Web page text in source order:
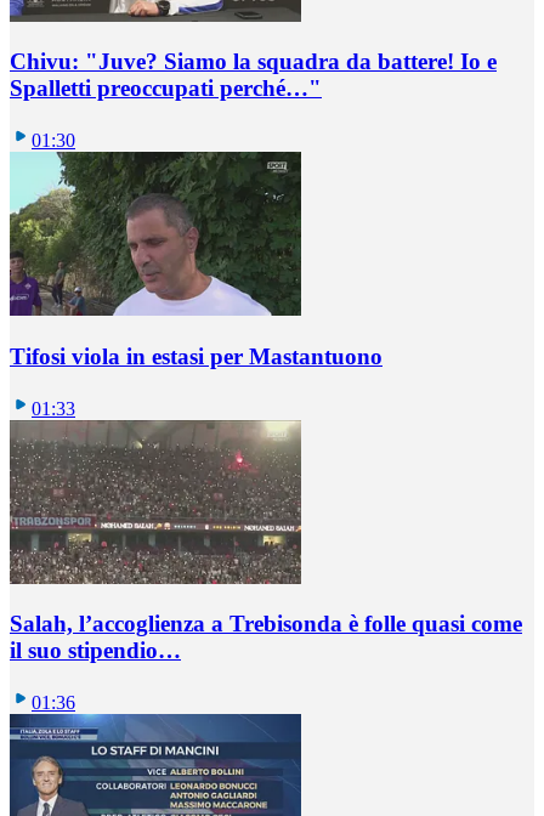
Chivu: "Juve? Siamo la squadra da battere! Io e
Spalletti preoccupati perché…"
01:30
Tifosi viola in estasi per Mastantuono
01:33
Salah, l’accoglienza a Trebisonda è folle quasi come
il suo stipendio…
01:36